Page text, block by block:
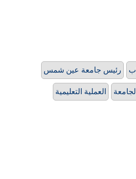
رئيس جامعة عين شمس
العملية التعليمية